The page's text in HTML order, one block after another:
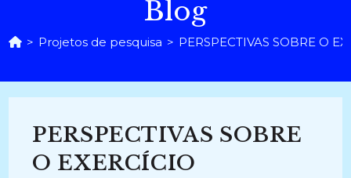
Blog
> Projetos de pesquisa > PERSPECTIVAS SOBRE O
PERSPECTIVAS SOBRE
O EXERCÍCIO